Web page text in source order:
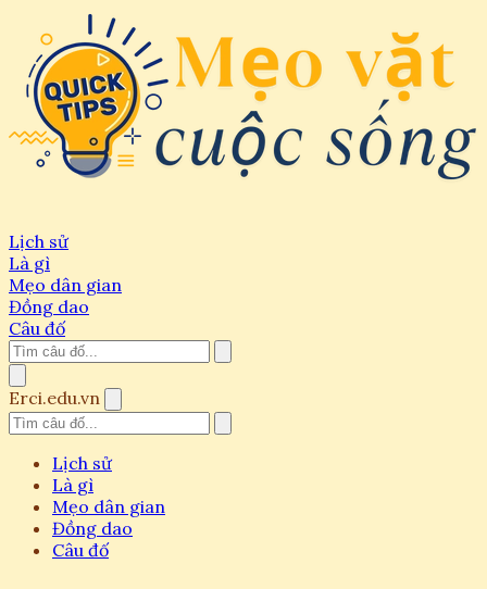
Lịch sử
Là gì
Mẹo dân gian
Đồng dao
Câu đố
Erci.edu.vn
Lịch sử
Là gì
Mẹo dân gian
Đồng dao
Câu đố